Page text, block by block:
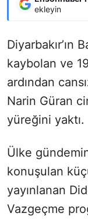
ekleyin
Diyarbakır’ın
kaybolan ve
ardından
Narin Güran
yüreğini yaktı.
Ülke
konuşulan
yayınlanan
Vazgeçme